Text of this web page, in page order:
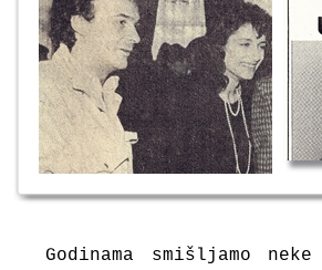
Godinama smišljamo